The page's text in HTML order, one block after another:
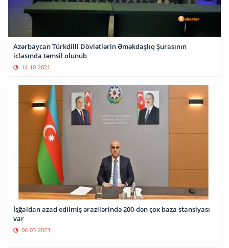
Azərbaycan Türkdilli Dövlətlərin Əməkdaşlıq Şurasının
iclasında təmsil olunub
14-10-2021
İşğaldan azad edilmiş ərazilərində 200-dən çox baza stansiyası
var
06-03-2023